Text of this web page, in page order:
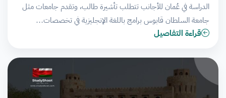
الدراسة في عُمان للأجانب تتطلب تأشيرة طالب، وتقدم جامعات مثل
جامعة السلطان قابوس برامج باللغة الإنجليزية في تخصصات…
قراءة التفاصيل